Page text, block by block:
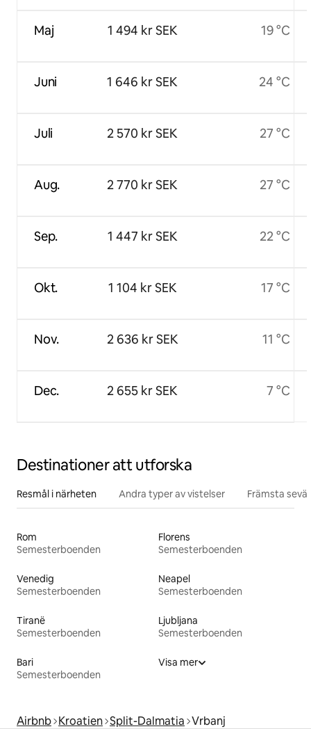
Maj
Juni
Juli
Aug.
Sep.
Okt.
Nov.
Dec.
1 494 kr SEK
1 646 kr SEK
2 570 kr SEK
2 770 kr SEK
1 447 kr SEK
1 104 kr SEK
2 636 kr SEK
2 655 kr SEK
19 °C
24 °C
27 °C
27 °C
22 °C
17 °C
11 °C
7 °C
Destinationer att utforska
Resmål i närheten Andra typer av vistelser Främsta
Rom
Semesterboenden
Florens
Semesterboenden
Venedig
Semesterboenden
Neapel
Semesterboenden
Tiranë
Semesterboenden
Ljubljana
Semesterboenden
Bari
Semesterboenden
Visa mer
Airbnb Kroatien Split-Dalmatia Vrbanj